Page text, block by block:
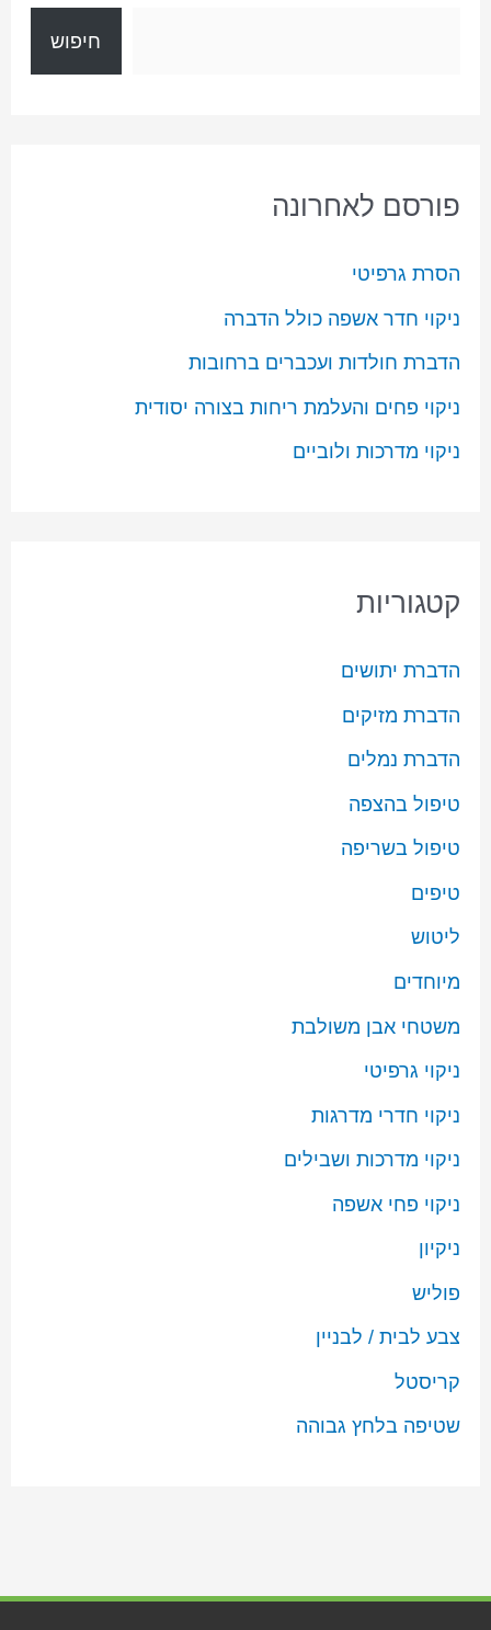
חיפוש
פורסם לאחרונה
הסרת גרפיטי
ניקוי חדר אשפה כולל הדברה
הדברת חולדות ועכברים ברחובות
ניקוי פחים והעלמת ריחות בצורה יסודית
ניקוי מדרכות ולוביים
קטגוריות
הדברת יתושים
הדברת מזיקים
הדברת נמלים
טיפול בהצפה
טיפול בשריפה
טיפים
ליטוש
מיוחדים
משטחי אבן משולבת
ניקוי גרפיטי
ניקוי חדרי מדרגות
ניקוי מדרכות ושבילים
ניקוי פחי אשפה
ניקיון
פוליש
צבע לבית / לבניין
קריסטל
שטיפה בלחץ גבוהה